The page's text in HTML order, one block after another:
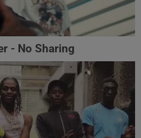
- No Sharing